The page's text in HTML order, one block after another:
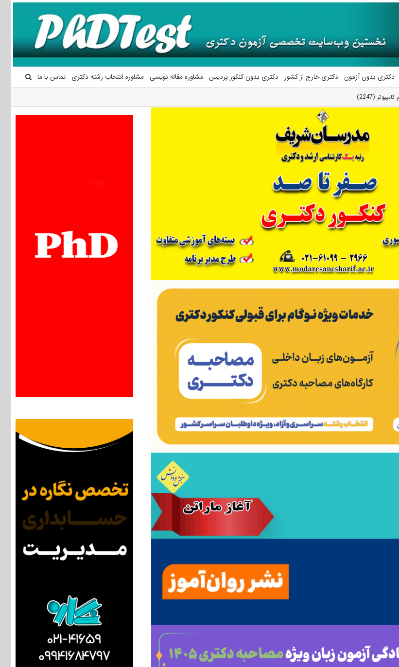
دکتری بدون آزمون دکتری خارج از کشور دکتری بدون کنکور پردیس مشاوره مقاله نویسی مشاوره انتخاب رشته دکتری تماس با ما